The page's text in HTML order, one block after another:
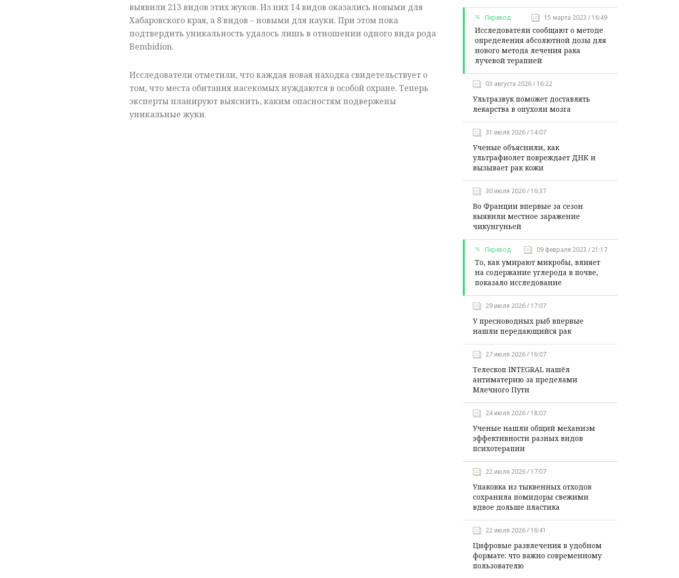
выявили 213 видов этих жуков. Из них 14 видов оказались новыми для
Хабаровского края, а 8 видов – новыми для науки. При этом пока
подтвердить уникальность удалось лишь в отношении одного вида рода
Bembidion.
Исследователи отметили, что каждая новая находка свидетельствует о
том, что места обитания насекомых нуждаются в особой охране. Теперь
эксперты планируют выяснить, каким опасностям подвержены
уникальные жуки.
Перевод 15 марта 2023 / 16:49
Исследователи сообщают о методе
определения абсолютной дозы для
нового метода лечения рака
лучевой терапией
03 августа 2026 / 16:22
Ультразвук поможет доставлять
лекарства в опухоли мозга
31 июля 2026 / 14:07
Ученые объяснили, как
ультрафиолет повреждает ДНК и
вызывает рак кожи
30 июля 2026 / 16:37
Во Франции впервые за сезон
выявили местное заражение
чикунгуньей
Перевод 09 февраля 2023 / 21:17
То, как умирают микробы, влияет
на содержание углерода в почве,
показало исследование
29 июля 2026 / 17:07
У пресноводных рыб впервые
нашли передающийся рак
27 июля 2026 / 16:07
Телескоп INTEGRAL нашёл
антиматерию за пределами
Млечного Пути
24 июля 2026 / 18:07
Ученые нашли общий механизм
эффективности разных видов
психотерапии
22 июля 2026 / 17:07
Упаковка из тыквенных отходов
сохранила помидоры свежими
вдвое дольше пластика
22 июля 2026 / 16:41
Цифровые развлечения в удобном
формате: что важно современному
пользователю